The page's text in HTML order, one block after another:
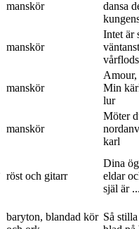
manskör
dansa
manskör
Intet är
manskör
Min
lur
manskör
Möter
karl
röst och gitarr
Dina
eldar
själ är
baryton, blandad kör Så